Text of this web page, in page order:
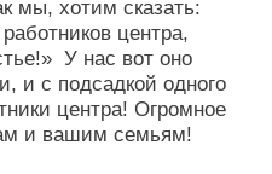
мы, хотим сказать:
центра,
У нас вот оно
и с подсадкой одного
центра! Огромное
и вашим семьям!